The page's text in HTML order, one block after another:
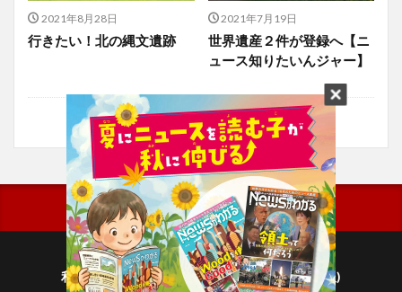
2021年8月28日
行きたい！北の縄文遺跡
2021年7月19日
世界遺産２件が登録へ【ニ
ュース知りたいんジャー】
利用規約
プライバシーポリシー(毎日新聞出版)